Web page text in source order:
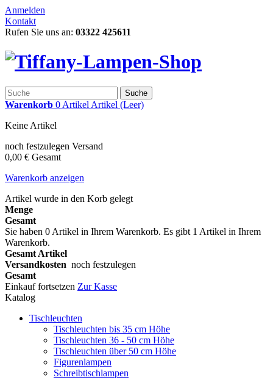
Anmelden
Kontakt
Rufen Sie uns an: 03322 425611
Suche
Warenkorb 0 Artikel Artikel (Leer)
Keine Artikel
noch festzulegen Versand
0,00 € Gesamt
Warenkorb anzeigen
Artikel wurde in den Korb gelegt
Menge
Gesamt
Sie haben 0 Artikel in Ihrem Warenkorb. Es gibt 1 Artikel in Ihrem
Warenkorb.
Gesamt Artikel
Versandkosten noch festzulegen
Gesamt
Einkauf fortsetzen Zur Kasse
Katalog
Tischleuchten
Tischleuchten bis 35 cm Höhe
Tischleuchten 36 - 50 cm Höhe
Tischleuchten über 50 cm Höhe
Figurenlampen
Schreibtischlampen